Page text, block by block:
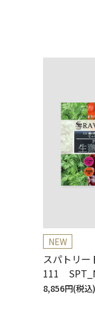
NEW
スパトリー
111
8,856円(税込)